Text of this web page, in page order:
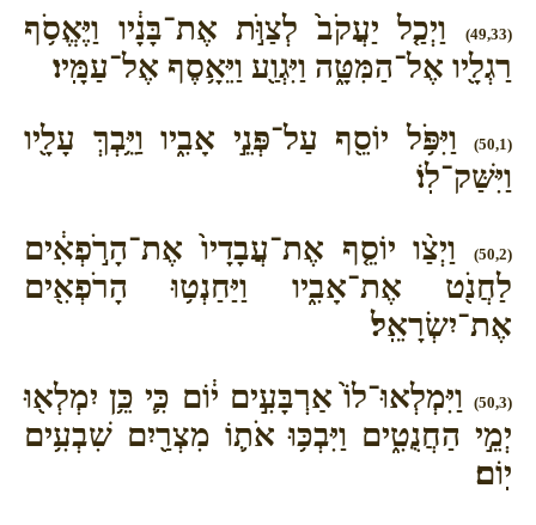
(49,33)
וַיְכַ֤ל יַעֲקֹב֙ לְצַוֺּ֣ת אֶת־בָּנָ֔יו וַיֶּאֱסֹ֥ף
רַגְלָ֖יו אֶל־הַמִּטָּ֑ה וַיִּגְוַ֖ע וַיֵּאָ֥סֶף אֶל־עַמָּֽיו׃
(50,1)
וַיִּפֹּ֥ל יוֹסֵ֖ף עַל־פְּנֵ֣י אָבִ֑יו וַיֵּ֥בְךְּ עָלָ֖יו
וַיִּשַּׁק־לֽוֹ׃
(50,2)
וַיְצַ֨ו יוֹסֵ֤ף אֶת־עֲבָדָיו֙ אֶת־הָרֹ֣פְאִ֔ים
לַחֲנֹ֖ט אֶת־אָבִ֑יו וַיַּחַנְט֥וּ הָרֹפְאִ֖ים
אֶת־יִשְׂרָאֵֽל׃
(50,3)
וַיִּמְלְאוּ־לוֹ֙ אַרְבָּעִ֣ים י֔וֹם כִּ֛י כֵּ֥ן יִמְלְא֖וּ
יְמֵ֣י הַחֲנֻטִ֑ים וַיִּבְכּ֥וּ אֹת֛וֹ מִצְרַ֖יִם שִׁבְעִ֥ים
יֽוֹם׃